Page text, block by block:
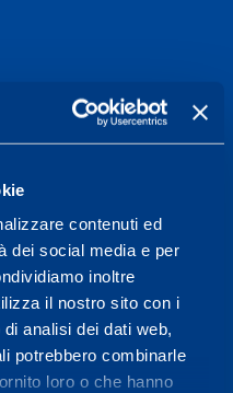
contenuti ed
dei social media e per
inoltre
il nostro sito con i
analisi dei dati web,
potrebbero combinarle
loro o che hanno
Fagnano 38,
12.30 and